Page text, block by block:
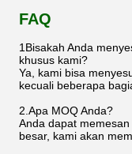
FAQ
1Bisakah Anda
khusus kami?
Ya, kami bisa
kecuali beberapa
2.Apa MOQ Anda?
Anda dapat
besar, kami akan